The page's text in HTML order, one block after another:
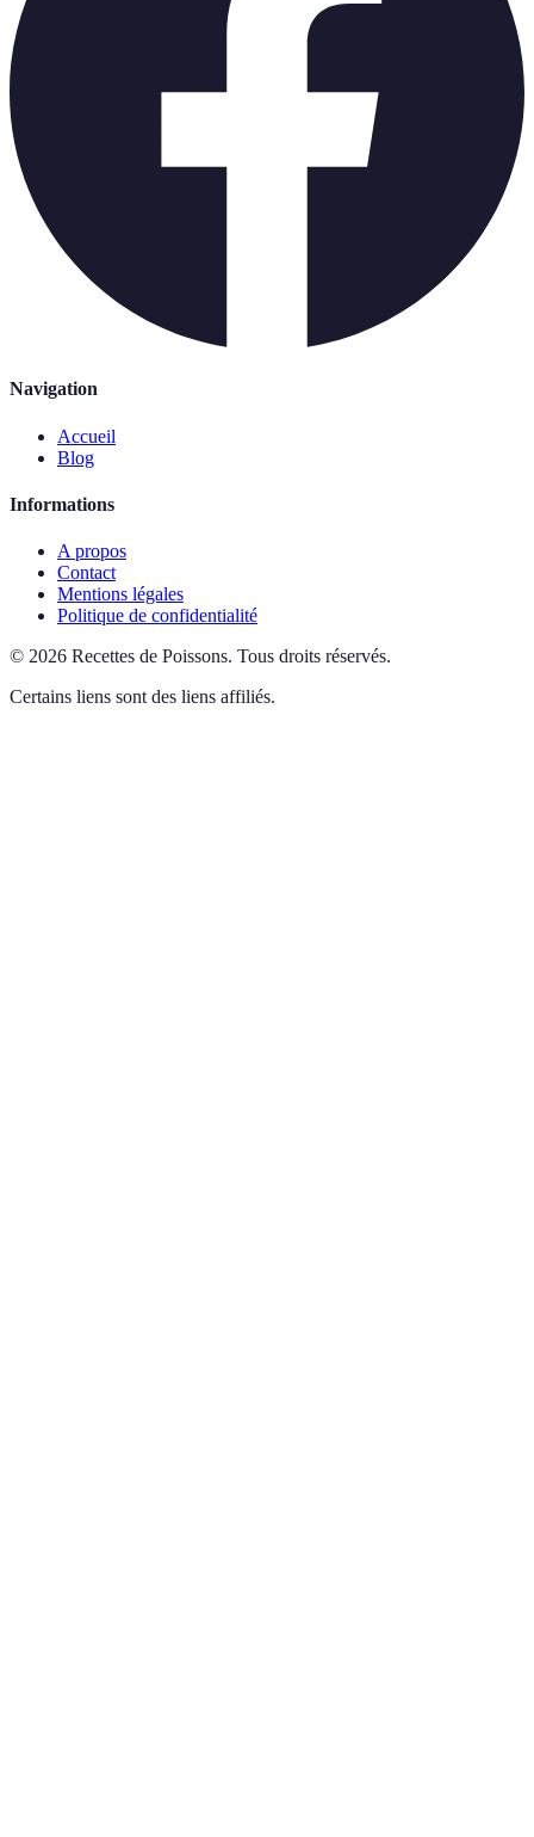
Navigation
Accueil
Blog
Informations
A propos
Contact
Mentions légales
Politique de confidentialité
© 2026 Recettes de Poissons. Tous droits réservés.
Certains liens sont des liens affiliés.